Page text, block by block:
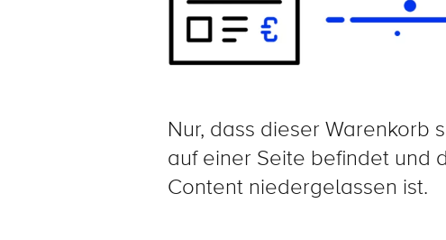
Nur, dass dieser Warenkorb
auf einer Seite befindet und
Content niedergelassen ist.